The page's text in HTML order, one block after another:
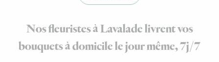
Nos fleuristes à Lavalade livrent vos
bouquets à domicile le jour même, 7j/7